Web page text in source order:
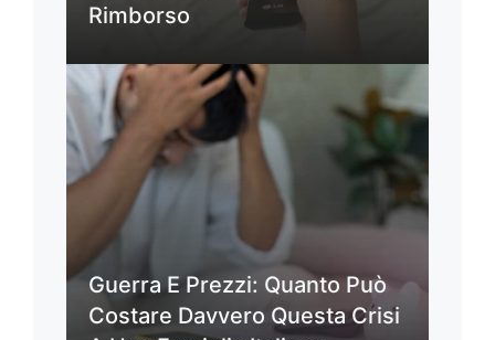
Rimborso
Guerra E Prezzi: Quanto Può
Costare Davvero Questa Crisi